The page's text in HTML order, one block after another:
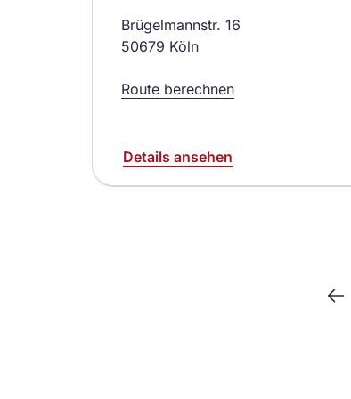
Brügelmannstr. 16
50679 Köln
Route berechnen
Details ansehen